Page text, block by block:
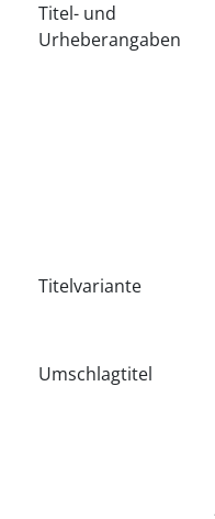
Titel- und
Urheberangaben
Titelvariante
Umschlagtitel